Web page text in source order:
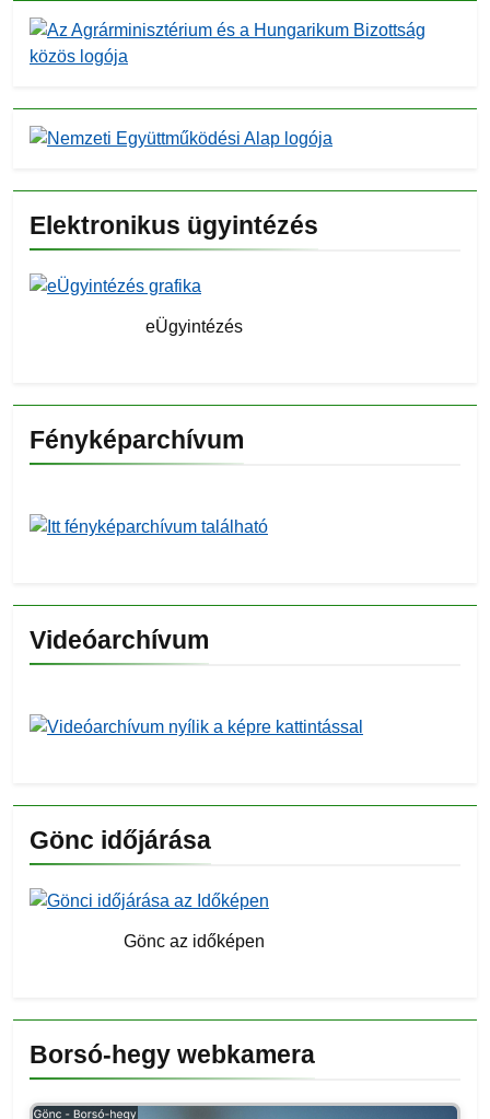
Elektronikus ügyintézés
eÜgyintézés
Fényképarchívum
Videóarchívum
Gönc időjárása
Gönc az időképen
Borsó-hegy webkamera